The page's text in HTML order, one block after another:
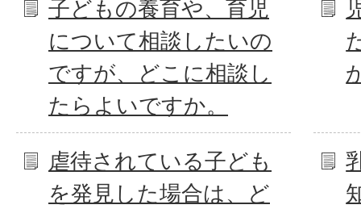
子どもの養育や、育児
について相談したいの
ですが、どこに相談し
たらよいですか。
虐待されている子ども
を発見した場合は、ど